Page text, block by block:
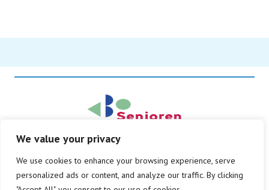
We value your privacy
We use cookies to enhance your browsing experience, serve
personalized ads or content, and analyze our traffic. By clicking
Alle rechten voorbehouden
Privacy beleid
Disclaimer